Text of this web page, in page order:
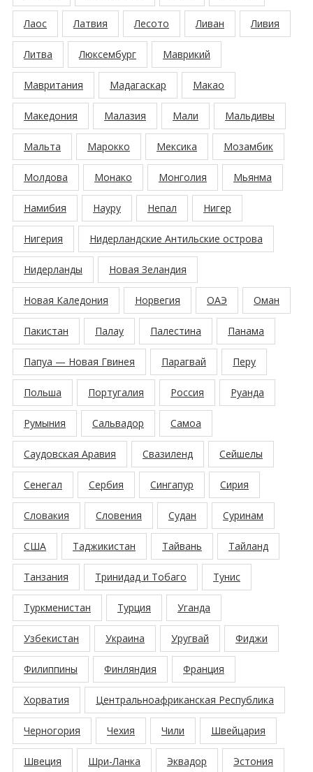
Лаос Латвия Лесото Ливан Ливия
Литва Люксембург Маврикий
Мавритания Мадагаскар Макао
Македония Малазия Мали Мальдивы
Мальта Марокко Мексика Мозамбик
Молдова Монако Монголия Мьянма
Намибия Науру Непал Нигер
Нигерия Нидерландские Антильские острова
Нидерланды Новая Зеландия
Новая Каледония Норвегия ОАЭ Оман
Пакистан Палау Палестина Панама
Папуа — Новая Гвинея Парагвай Перу
Польша Португалия Россия Руанда
Румыния Сальвадор Самоа
Саудовская Аравия Свазиленд Сейшелы
Сенегал Сербия Сингапур Сирия
Словакия Словения Судан Суринам
США Таджикистан Тайвань Тайланд
Танзания Тринидад и Тобаго Тунис
Туркменистан Турция Уганда
Узбекистан Украина Уругвай Фиджи
Филиппины Финляндия Франция
Хорватия Центральноафриканская Республика
Черногория Чехия Чили Швейцария
Швеция Шри-Ланка Эквадор Эстония